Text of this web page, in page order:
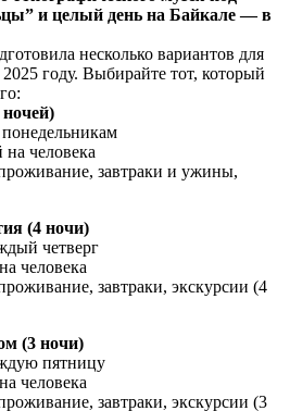
и целый день на Байкале — в
несколько вариантов для
году. Выбирайте тот, который
на человека
завтраки и ужины,
(4 ночи)
четверг
человека
завтраки, экскурсии (4
(3 ночи)
пятницу
человека
завтраки, экскурсии (3